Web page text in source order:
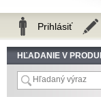
HĽADANIE V
Prihlásiť